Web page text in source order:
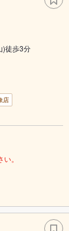
)徒歩3分
店
。